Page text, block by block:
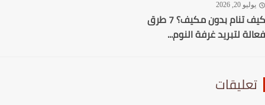
20, 2026
كيف تنام بدون مكيف؟ 7 طرق
لتبريد غرفة النوم...